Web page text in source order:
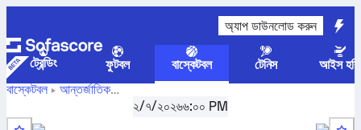
অ্যাপ ডাউনলোড করুন
ট্রেন্ডিং ফুটবল বাস্কেটবল টেনিস
আইস হকি
বাস্কেটবল
আন্তর্জাতিক
FIBA World Cup, African Qualifiers, গ্রুপ B
আইভরি বনাম সেনেগাল লাইভ স্কোর, হেড টু হেড, সময়সূচী, ভবিষ্যদ্বাণী এবং
২/৭/২০২৬৬:০০ PM